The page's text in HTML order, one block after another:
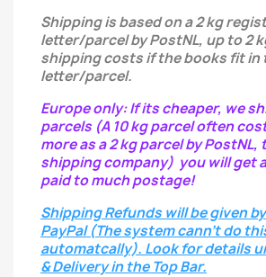
Shipping is based on a 2 kg
letter/parcel by PostNL, up to 2
shipping costs if the books fit in
letter/parcel.
Europe only: If its cheaper, we
parcels (A 10 kg parcel often
more as a 2 kg parcel by
shipping company) you will get
paid to much postage!
Shipping Refunds will be given
PayPal (The system cann't do
automatcally). Look for details
& Delivery in the Top Bar.